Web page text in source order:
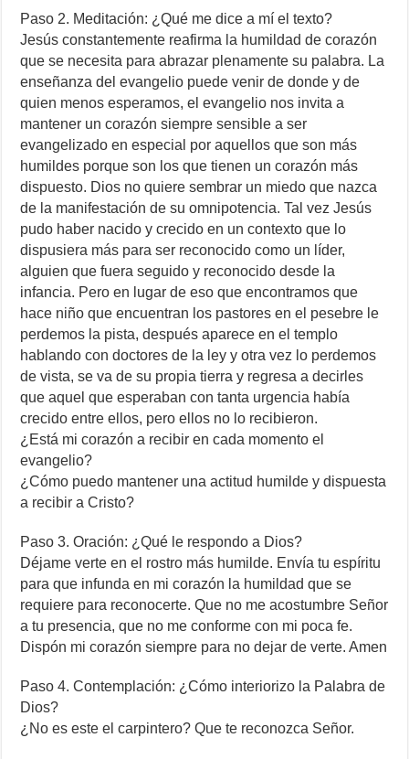
Paso 2. Meditación: ¿Qué me dice a mí el texto?
Jesús constantemente reafirma la humildad de corazón
que se necesita para abrazar plenamente su palabra. La
enseñanza del evangelio puede venir de donde y de
quien menos esperamos, el evangelio nos invita a
mantener un corazón siempre sensible a ser
evangelizado en especial por aquellos que son más
humildes porque son los que tienen un corazón más
dispuesto. Dios no quiere sembrar un miedo que nazca
de la manifestación de su omnipotencia. Tal vez Jesús
pudo haber nacido y crecido en un contexto que lo
dispusiera más para ser reconocido como un líder,
alguien que fuera seguido y reconocido desde la
infancia. Pero en lugar de eso que encontramos que
hace niño que encuentran los pastores en el pesebre le
perdemos la pista, después aparece en el templo
hablando con doctores de la ley y otra vez lo perdemos
de vista, se va de su propia tierra y regresa a decirles
que aquel que esperaban con tanta urgencia había
crecido entre ellos, pero ellos no lo recibieron.
¿Está mi corazón a recibir en cada momento el
evangelio?
¿Cómo puedo mantener una actitud humilde y dispuesta
a recibir a Cristo?
Paso 3. Oración: ¿Qué le respondo a Dios?
Déjame verte en el rostro más humilde. Envía tu espíritu
para que infunda en mi corazón la humildad que se
requiere para reconocerte. Que no me acostumbre Señor
a tu presencia, que no me conforme con mi poca fe.
Dispón mi corazón siempre para no dejar de verte. Amen
Paso 4. Contemplación: ¿Cómo interiorizo la Palabra de
Dios?
¿No es este el carpintero? Que te reconozca Señor.